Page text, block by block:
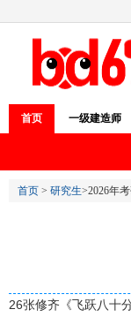
首页 一级建造师
首页 > 研究生>2026年
26张修齐《飞跃八十分